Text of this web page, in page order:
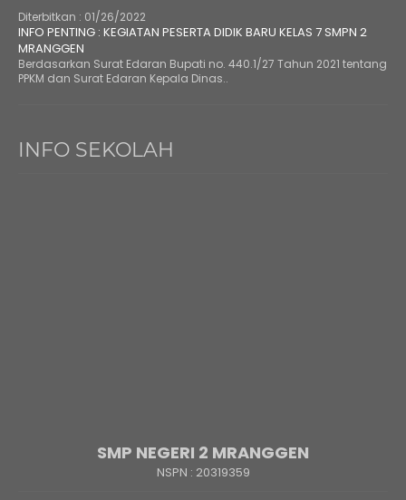
Diterbitkan : 01/26/2022
INFO PENTING : KEGIATAN PESERTA DIDIK BARU KELAS 7 SMPN 2
MRANGGEN
Berdasarkan Surat Edaran Bupati no. 440.1/27 Tahun 2021 tentang
PPKM dan Surat Edaran Kepala Dinas..
INFO SEKOLAH
SMP NEGERI 2 MRANGGEN
NSPN : 20319359